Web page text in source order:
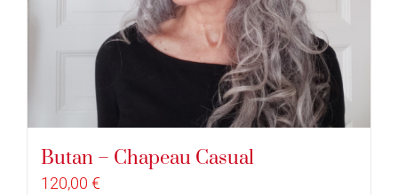
Butan – Chapeau Casual
120,00 €